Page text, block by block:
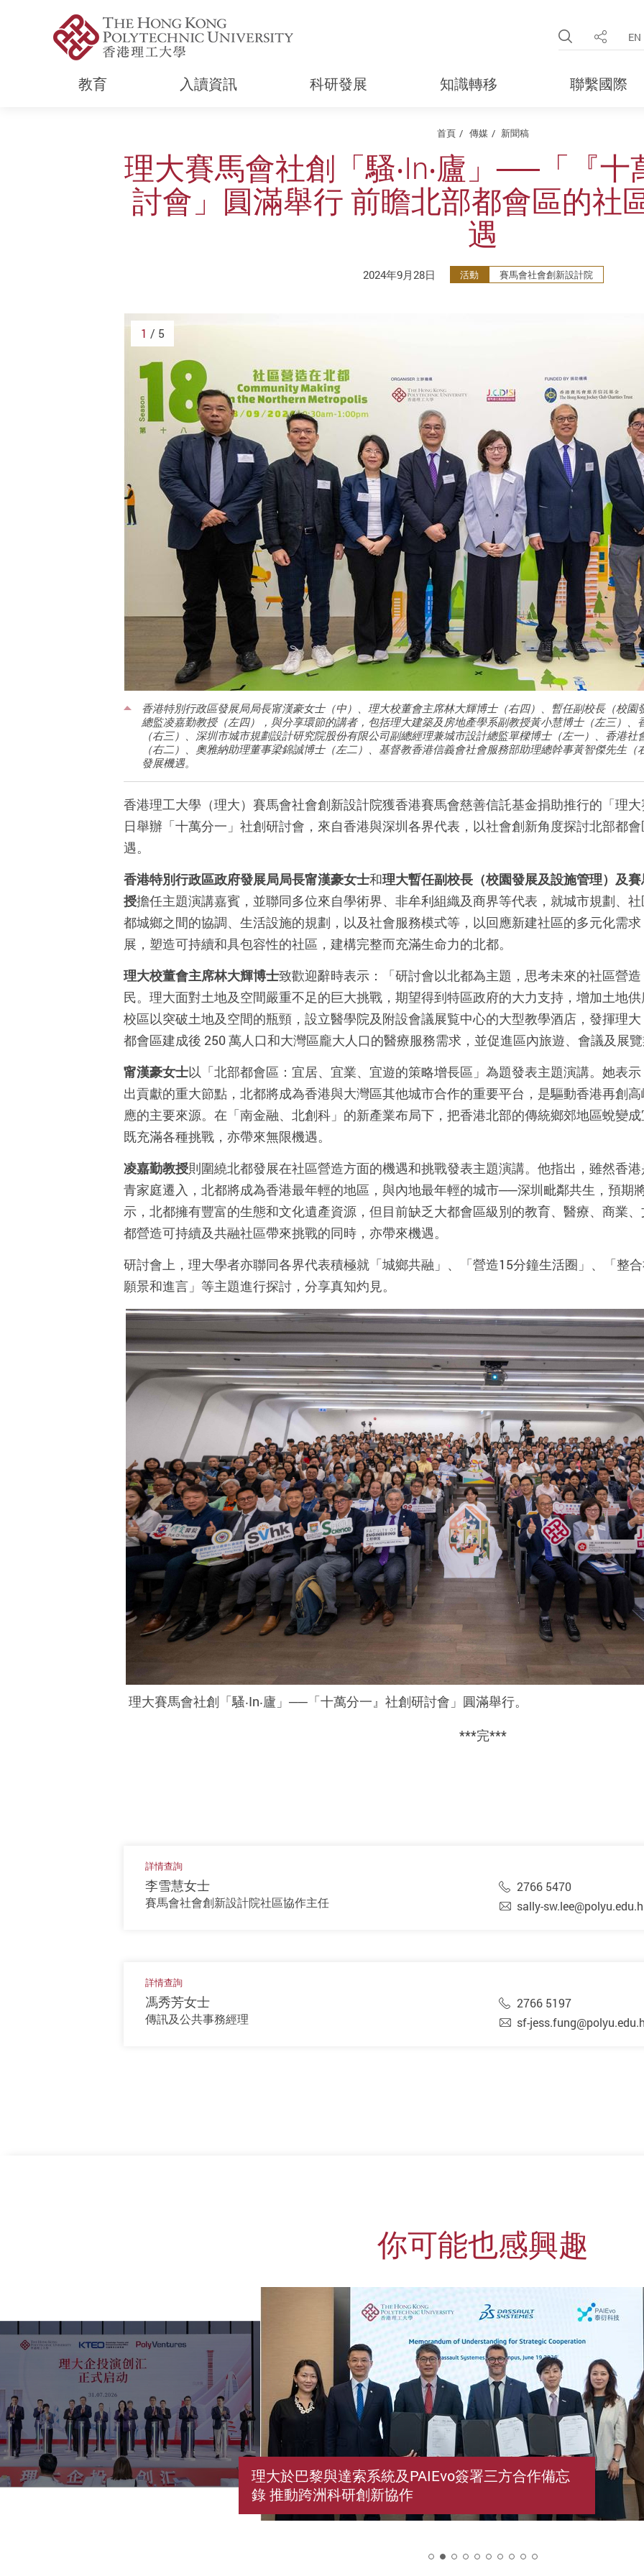
Open Site
分享 EN
教育 入讀資訊 科研發展 知識轉移 聯繫國際
首頁 傳媒 新聞稿
理大賽馬會社創「騷‧In‧廬」──「『
討會」圓滿舉行 前瞻北部都會區的社
遇
2024年9月28日 活動 賽馬會社會創新設計院
香港特別行政區發展局局長甯漢豪女士（中）、理大校董會主席林大輝博士（右四）、暫任副校長（校
總監凌嘉勤教授（左四），與分享環節的講者，包括理大建築及房地產學系副教授黃小慧博士（左三）
（右三）、深圳市城市規劃設計研究院股份有限公司副總經理兼城市設計總監單樑博士（左一）、香港
（右二）、奧雅納助理董事梁錦誠博士（左二）、基督教香港信義會社會服務部助理總幹事黃智傑先生
發展機遇。
1 / 5
香港理工大學（理大）賽馬會社會創新設計院獲香港賽馬會慈善信託基金捐助推行的「理大
日舉辦「十萬分一」社創研討會，來自香港與深圳各界代表，以社會創新角度探討北部都
遇。
香港特別行政區政府發展局局長甯漢豪女士和理大暫任副校長（校園發展及設施管理）及
授擔任主題演講嘉賓，並聯同多位來自學術界、非牟利組織及商界等代表，就城市規劃、
都城鄉之間的協調、生活設施的規劃，以及社會服務模式等，以回應新建社區的多元化需
展，塑造可持續和具包容性的社區，建構完整而充滿生命力的北都。
理大校董會主席林大輝博士致歡迎辭時表示：「研討會以北都為主題，思考未來的社區營
民。理大面對土地及空間嚴重不足的巨大挑戰，期望得到特區政府的大力支持，增加土地
校區以突破土地及空間的瓶頸，設立醫學院及附設會議展覧中心的大型教學酒店，發揮理
都會區建成後 250 萬人口和大灣區龐大人口的醫療服務需求，並促進區內旅遊、會議及展
甯漢豪女士以「北部都會區：宜居、宜業、宜遊的策略增長區」為題發表主題演講。她表
出貢獻的重大節點，北都將成為香港與大灣區其他城市合作的重要平台，是驅動香港再創
應的主要來源。在「南金融、北創科」的新產業布局下，把香港北部的傳統鄉郊地區蛻變
既充滿各種挑戰，亦帶來無限機遇。
凌嘉勤教授則圍繞北都發展在社區營造方面的機遇和挑戰發表主題演講。他指出，雖然香
青家庭遷入，北都將成為香港最年輕的地區，與內地最年輕的城市──深圳毗鄰共生，預期
示，北都擁有豐富的生態和文化遺產資源，但目前缺乏大都會區級別的教育、醫療、商業
都營造可持續及共融社區帶來挑戰的同時，亦帶來機遇。
研討會上，理大學者亦聯同各界代表積極就「城鄉共融」、「營造15分鐘生活圈」、「整
願景和進言」等主題進行探討，分享真知灼見。
理大賽馬會社創「騷‧In‧廬 」──「十萬分一』社創研討會」圓滿舉行。
***完***
詳情查詢
李雪慧女士
賽馬會社會創新設計院社區協作主任
2766 5470
sally-
詳情查詢
馮秀芳女士
傳訊及公共事務經理
2766 5197
sf-
你可能也感興趣
理大於巴黎與達索系統及PAIEvo簽署三方合作備忘
錄 推動跨洲科研創新協作